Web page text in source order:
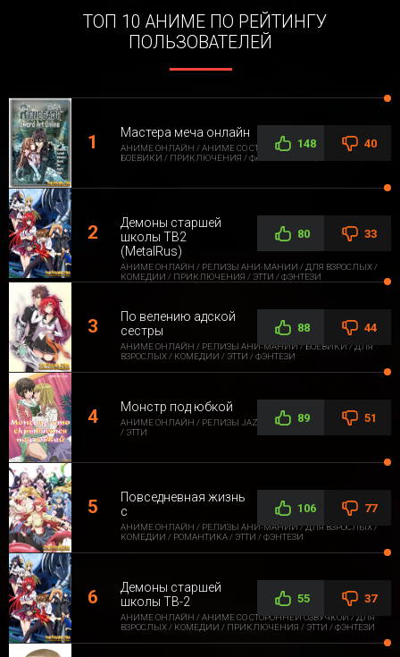
ТОП 10 АНИМЕ ПО РЕЙТИНГУ
ПОЛЬЗОВАТЕЛЕЙ
Мастера меча онлайн
АНИМЕ ОНЛАЙН / АНИМЕ СО СТОРОННЕЙ ОЗВУЧКОЙ /
БОЕВИКИ / ПРИКЛЮЧЕНИЯ / ФАНТАСТИКА / ФЭНТЕЗИ
148 40
Демоны старшей
школы ТВ2
(MetalRus)
АНИМЕ ОНЛАЙН / РЕЛИЗЫ АНИ-МАНИИ / ДЛЯ ВЗРОСЛЫХ /
КОМЕДИИ / ПРИКЛЮЧЕНИЯ / ЭТТИ / ФЭНТЕЗИ
80 33
По велению адской
сестры
АНИМЕ ОНЛАЙН / РЕЛИЗЫ АНИ-МАНИИ / БОЕВИКИ / ДЛЯ
ВЗРОСЛЫХ / КОМЕДИИ / ЭТТИ / ФЭНТЕЗИ
88 44
Монстр под юбкой
АНИМЕ ОНЛАЙН / РЕЛИЗЫ JAZZWAY ANIME / ДЛЯ ВЗРОСЛЫХ
/ ЭТТИ
89 51
Повседневная жизнь
с
АНИМЕ ОНЛАЙН / РЕЛИЗЫ АНИ-МАНИИ / ДЛЯ ВЗРОСЛЫХ /
КОМЕДИИ / РОМАНТИКА / ЭТТИ / ФЭНТЕЗИ
106 77
Демоны старшей
школы ТВ-2
АНИМЕ ОНЛАЙН / АНИМЕ СО СТОРОННЕЙ ОЗВУЧКОЙ / ДЛЯ
ВЗРОСЛЫХ / КОМЕДИИ / ПРИКЛЮЧЕНИЯ / ЭТТИ / ФЭНТЕЗИ
55 37